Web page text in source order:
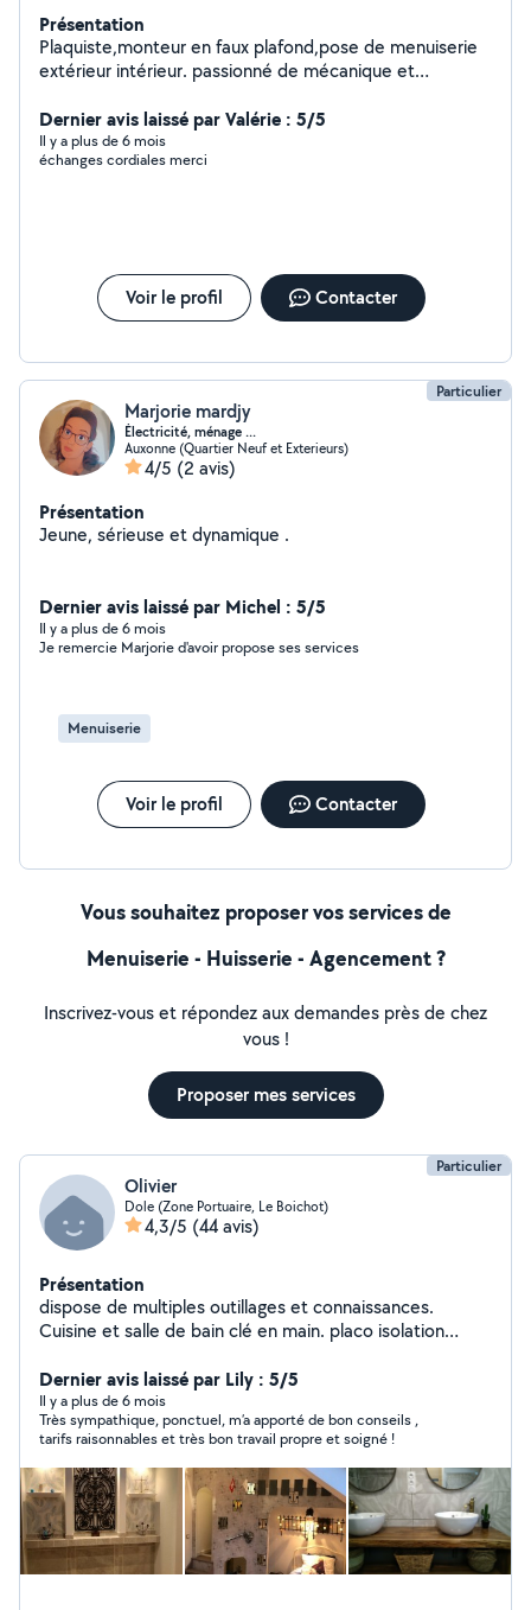
Présentation
Plaquiste,monteur en faux plafond,pose de menuiserie
extérieur intérieur. passionné de mécanique et
Dernier avis laissé par Valérie : 5/5
Il y a plus de 6 mois
échanges cordiales merci
Voir le profil Contacter
Particulier
Marjorie mardjy
Électricité, ménage ...
Auxonne (Quartier Neuf et Exterieurs)
4/5 (2 avis)
Présentation
Jeune, sérieuse et dynamique .
Dernier avis laissé par Michel : 5/5
Il y a plus de 6 mois
Je remercie Marjorie d'avoir propose ses services
Menuiserie
Voir le profil Contacter
Vous souhaitez proposer vos services de
Menuiserie - Huisserie - Agencement ?
Inscrivez-vous et répondez aux demandes près de chez
vous !
Proposer mes services
Particulier
Olivier
Dole (Zone Portuaire, Le Boichot)
4,3/5 (44 avis)
Présentation
dispose de multiples outillages et connaissances.
Cuisine et salle de bain clé en main. placo isolation
cuisine et menuiserie ferronnerie arc et mig maçonnerie
plomberie électricité entretien espaces
verts...dépannage en tous genres..à faible coût..
charpente toiture en bac acier. possibilité béton
désactivé et décoratif suivant volume. élagage taille
d'arbres. abattage....curage et débouchage
canalisations.... me contacter si un doute ou un conseil.
possibilté de location de quelques matériels.
Dernier avis laissé par Lily : 5/5
Il y a plus de 6 mois
Très sympathique, ponctuel, m’a apporté de bon conseils ,
tarifs raisonnables et très bon travail propre et soigné !